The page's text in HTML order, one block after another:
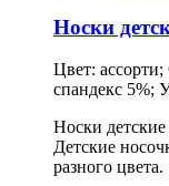
Носки
Цвет:
спандекс 5%;
Носки
Детские
разного цвета.